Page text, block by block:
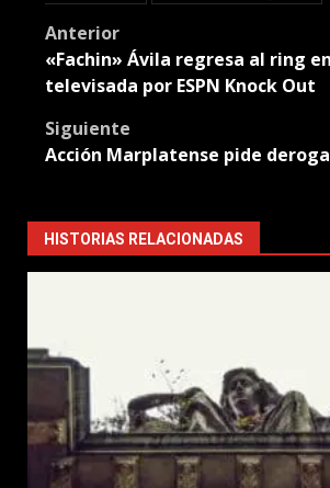
Post
navigation
Anterior
«Fachin» Ávila regresa al ring
televisada por ESPN Knock Out
Siguiente
Acción Marplatense pide
HISTORIAS RELACIONADAS